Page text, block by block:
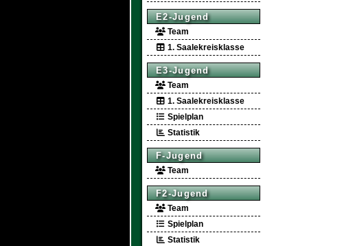
E2-Jugend
Team
1. Saalekreisklasse
E3-Jugend
Team
1. Saalekreisklasse
Spielplan
Statistik
F-Jugend
Team
F2-Jugend
Team
Spielplan
Statistik